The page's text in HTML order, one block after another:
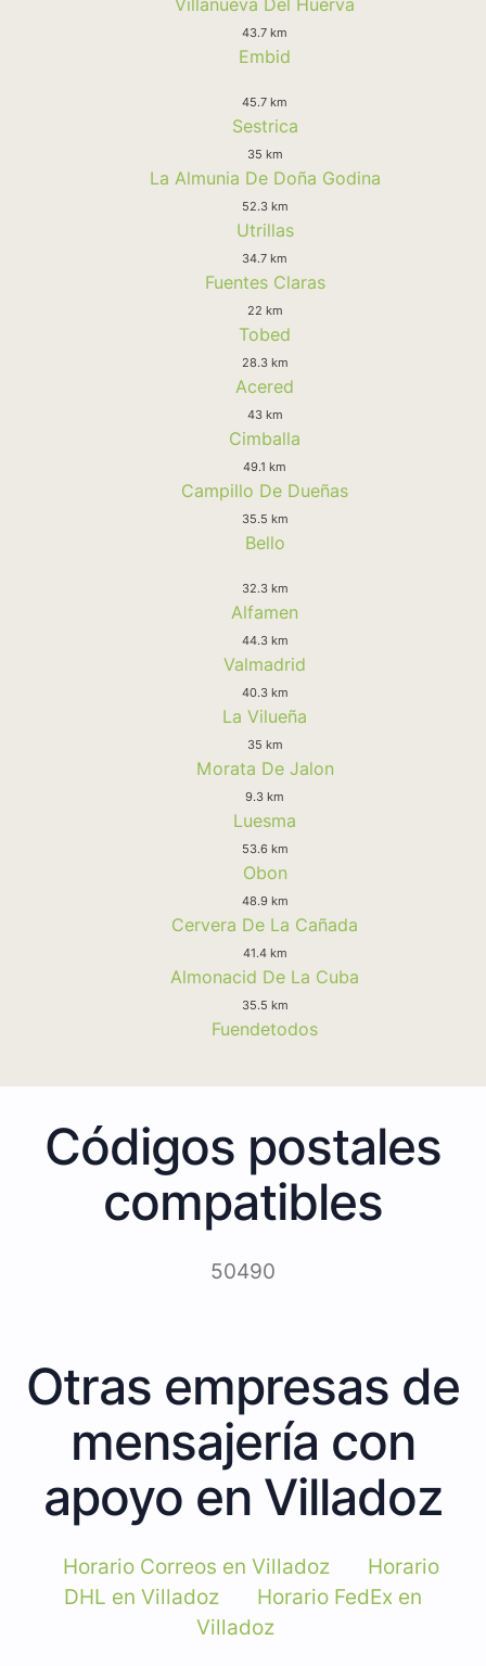
43.7 km
Embid
45.7 km
Sestrica
35 km
La Almunia De Doña Godina
52.3 km
Utrillas
34.7 km
Fuentes Claras
22 km
Tobed
28.3 km
Acered
43 km
Cimballa
49.1 km
Campillo De Dueñas
35.5 km
Bello
32.3 km
Alfamen
44.3 km
Valmadrid
40.3 km
La Vilueña
35 km
Morata De Jalon
9.3 km
Luesma
53.6 km
Obon
48.9 km
Cervera De La Cañada
41.4 km
Almonacid De La Cuba
35.5 km
Fuendetodos
Códigos postales
compatibles
50490
Otras empresas de
mensajería con
apoyo en Villadoz
Horario Correos en Villadoz
Horario
DHL en Villadoz
Horario FedEx en
Villadoz